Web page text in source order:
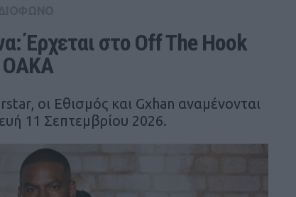
Έρχεται στο Off The Hook
ΟΑΚΑ
οι Εθισμός και Gxhan αναμένονται
11 Σεπτεμβρίου 2026.